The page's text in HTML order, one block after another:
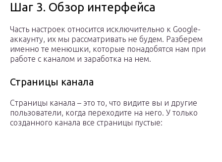
Шаг 3. Обзор интерфейса
Часть настроек относится исключительно к Google-
аккаунту, их мы рассматривать не будем. Разберем
именно те менюшки, которые понадобятся нам при
работе с каналом и заработка на нем.
Страницы канала
Страницы канала – это то, что видите вы и другие
пользователи, когда переходите на него. У только
созданного канала все страницы пустые: